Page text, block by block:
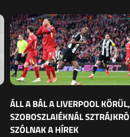
ÁLL A BÁL A LIVERPOOL KÖRÜL,
SZOBOSZLAIÉKNÁL
SZÓLNAK A HÍREK